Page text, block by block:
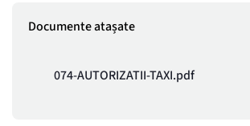
Documente atașate
074-AUTORIZATII-TAXI.pdf